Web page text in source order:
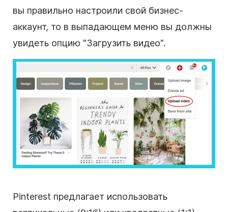
вы правильно настроили свой бизнес-
аккаунт, то в выпадающем меню вы должны
увидеть опцию "Загрузить видео".
Pinterest предлагает использовать